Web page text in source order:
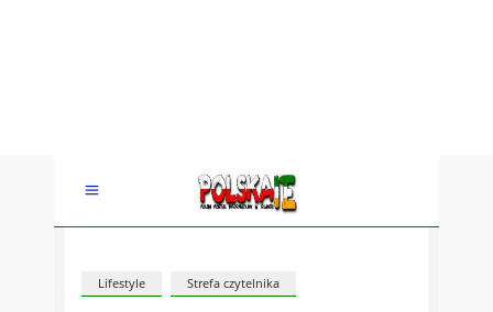
Lifestyle Strefa czytelnika